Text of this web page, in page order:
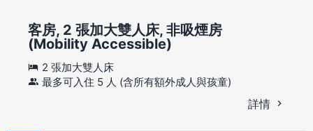
客房, 2 張加大雙人床, 非吸煙房
(Mobility Accessible)
2 張加大雙人床
最多可入住 5 人 (含所有額外成人與孩童)
詳情